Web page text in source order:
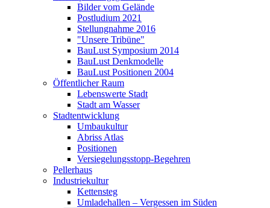
Bilder vom Gelände
Postludium 2021
Stellungnahme 2016
"Unsere Tribüne"
BauLust Symposium 2014
BauLust Denkmodelle
BauLust Positionen 2004
Öffentlicher Raum
Lebenswerte Stadt
Stadt am Wasser
Stadtentwicklung
Umbaukultur
Abriss Atlas
Positionen
Versiegelungsstopp-Begehren
Pellerhaus
Industriekultur
Kettensteg
Umladehallen – Vergessen im Süden